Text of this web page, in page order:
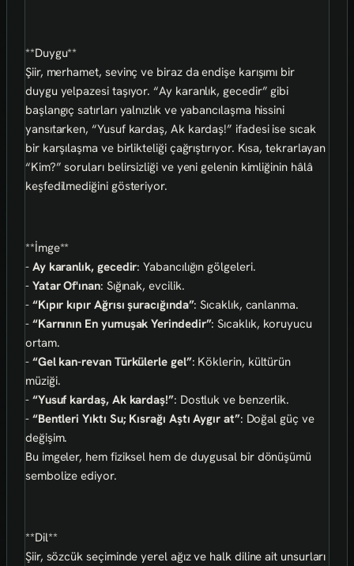
**Duygu**
Şiir, merhamet, sevinç ve biraz da endişe karışımı bir
duygu yelpazesi taşıyor. “Ay karanlık, gecedir” gibi
başlangıç satırları yalnızlık ve yabancılaşma hissini
yansıtarken, “Yusuf kardaş, Ak kardaş!” ifadesi ise sıcak
bir karşılaşma ve birlikteliği çağrıştırıyor. Kısa, tekrarlayan
“Kim?” soruları belirsizliği ve yeni gelenin kimliğinin hâlâ
keşfedilmediğini gösteriyor.
**İmge**
- Ay karanlık, gecedir: Yabancılığın gölgeleri.
- Yatar Of'ınan: Sığınak, evcilik.
- “Kıpır kıpır Ağrısı şuracığında”: Sıcaklık, canlanma.
- “Karnının En yumuşak Yerindedir”: Sıcaklık, koruyucu
ortam.
- “Gel kan-revan Türkülerle gel”: Köklerin, kültürün
müziği.
- “Yusuf kardaş, Ak kardaş!”: Dostluk ve benzerlik.
- “Bentleri Yıktı Su; Kısrağı Aştı Aygır at”: Doğal güç ve
değişim.
Bu imgeler, hem fiziksel hem de duygusal bir dönüşümü
sembolize ediyor.
**Dil**
Şiir, sözcük seçiminde yerel ağız ve halk diline ait unsurları